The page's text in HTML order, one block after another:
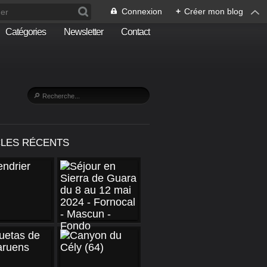
Connexion + Créer mon blog
Catégories Newsletter Contact
RÉCENTS